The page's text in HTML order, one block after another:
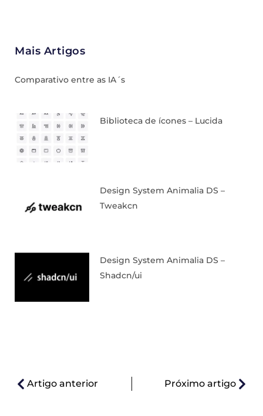
Mais Artigos
Comparativo entre as IA´s
Biblioteca de ícones – Lucida
Design System Animalia DS –
Tweakcn
Design System Animalia DS –
Shadcn/ui
Artigo anterior Próximo artigo